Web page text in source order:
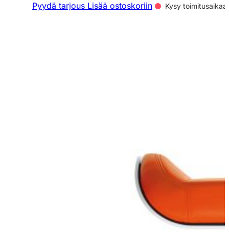
Pyydä tarjous Lisää ostoskoriin Kysy toimitusaikaa